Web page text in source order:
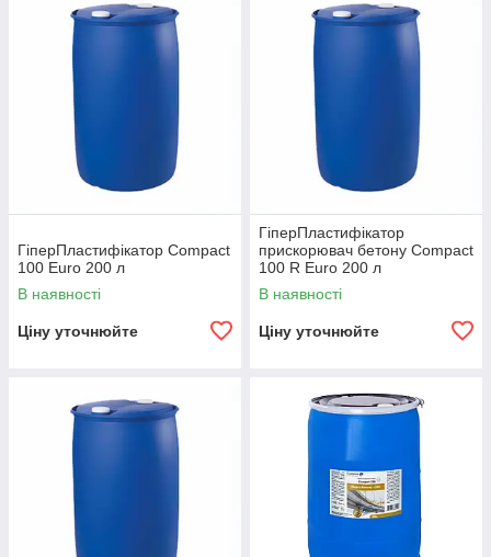
ГіперПластифікатор Compact
100 Euro 200 л
В наявності
Ціну уточнюйте
ГіперПластифікатор
прискорювач бетону Compact
100 R Euro 200 л
В наявності
Ціну уточнюйте